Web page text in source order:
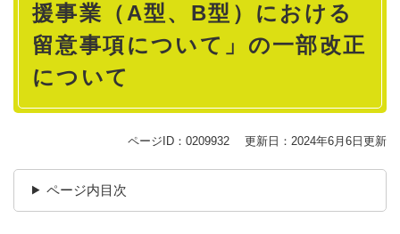
援事業（A型、B型）における
留意事項について」の一部改正
について
ページID：0209932 更新日：2024年6月6日更新
ページ内目次